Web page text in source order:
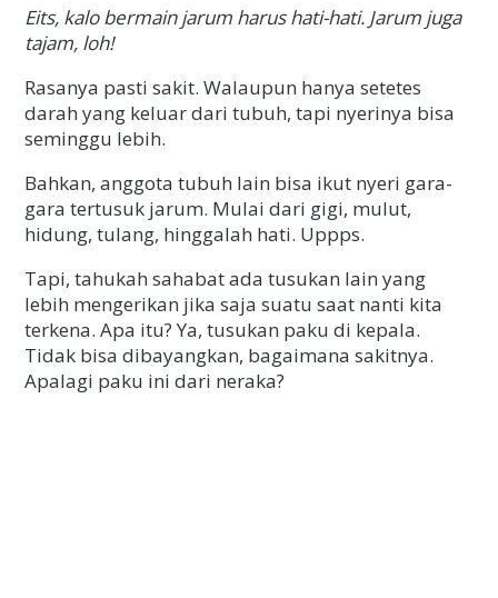
Eits, kalo bermain jarum harus hati-hati. Jarum juga
tajam, loh!
Rasanya pasti sakit. Walaupun hanya setetes
darah yang keluar dari tubuh, tapi nyerinya bisa
seminggu lebih.
Bahkan, anggota tubuh lain bisa ikut nyeri gara-
gara tertusuk jarum. Mulai dari gigi, mulut,
hidung, tulang, hinggalah hati. Uppps.
Tapi, tahukah sahabat ada tusukan lain yang
lebih mengerikan jika saja suatu saat nanti kita
terkena. Apa itu? Ya, tusukan paku di kepala.
Tidak bisa dibayangkan, bagaimana sakitnya.
Apalagi paku ini dari neraka?